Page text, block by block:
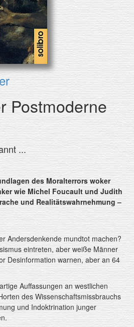
Postmoderne
...
des Moralterrors woker
wie Michel Foucault und Judith
und Realitätswahrnehmung –
Andersdenkende mundtot machen?
eintreten, aber weiße Männer
Desinformation warnen, aber an 64
Auffassungen an westlichen
des Wissenschaftsmissbrauchs
und Indoktrination junger